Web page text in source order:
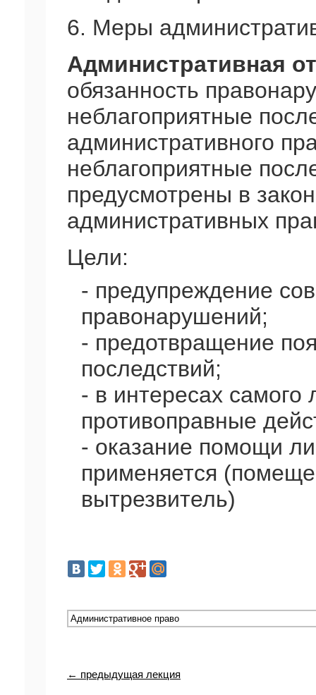
6. Меры
Административная
обязанность
неблагоприятные
административного
неблагоприятные
предусмотрены в
административных
Цели:
- предупреждение
правонарушений;
- предотвращение
последствий;
- в интересах
противоправные
- оказание помощи
применяется
вытрезвитель)
← предыдущая лекция